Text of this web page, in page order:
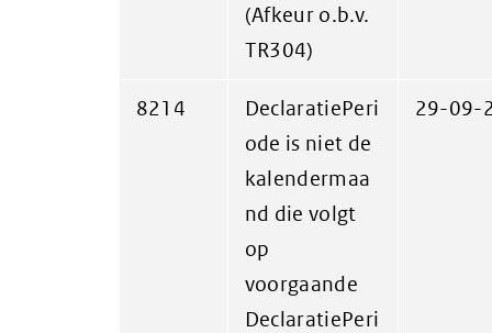
(Afkeur o.b.v.
TR304)
8214
DeclaratiePeri
ode is niet de
kalendermaa
nd die volgt
op
voorgaande
DeclaratiePeri
29-09-